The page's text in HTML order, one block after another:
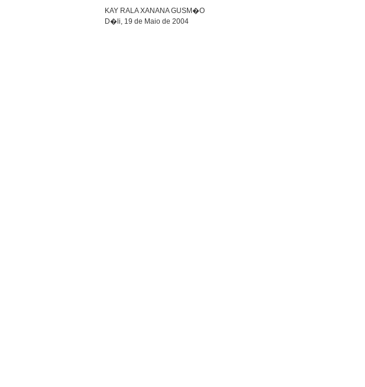
KAY RALA XANANA GUSM�O
D�li, 19 de Maio de 2004